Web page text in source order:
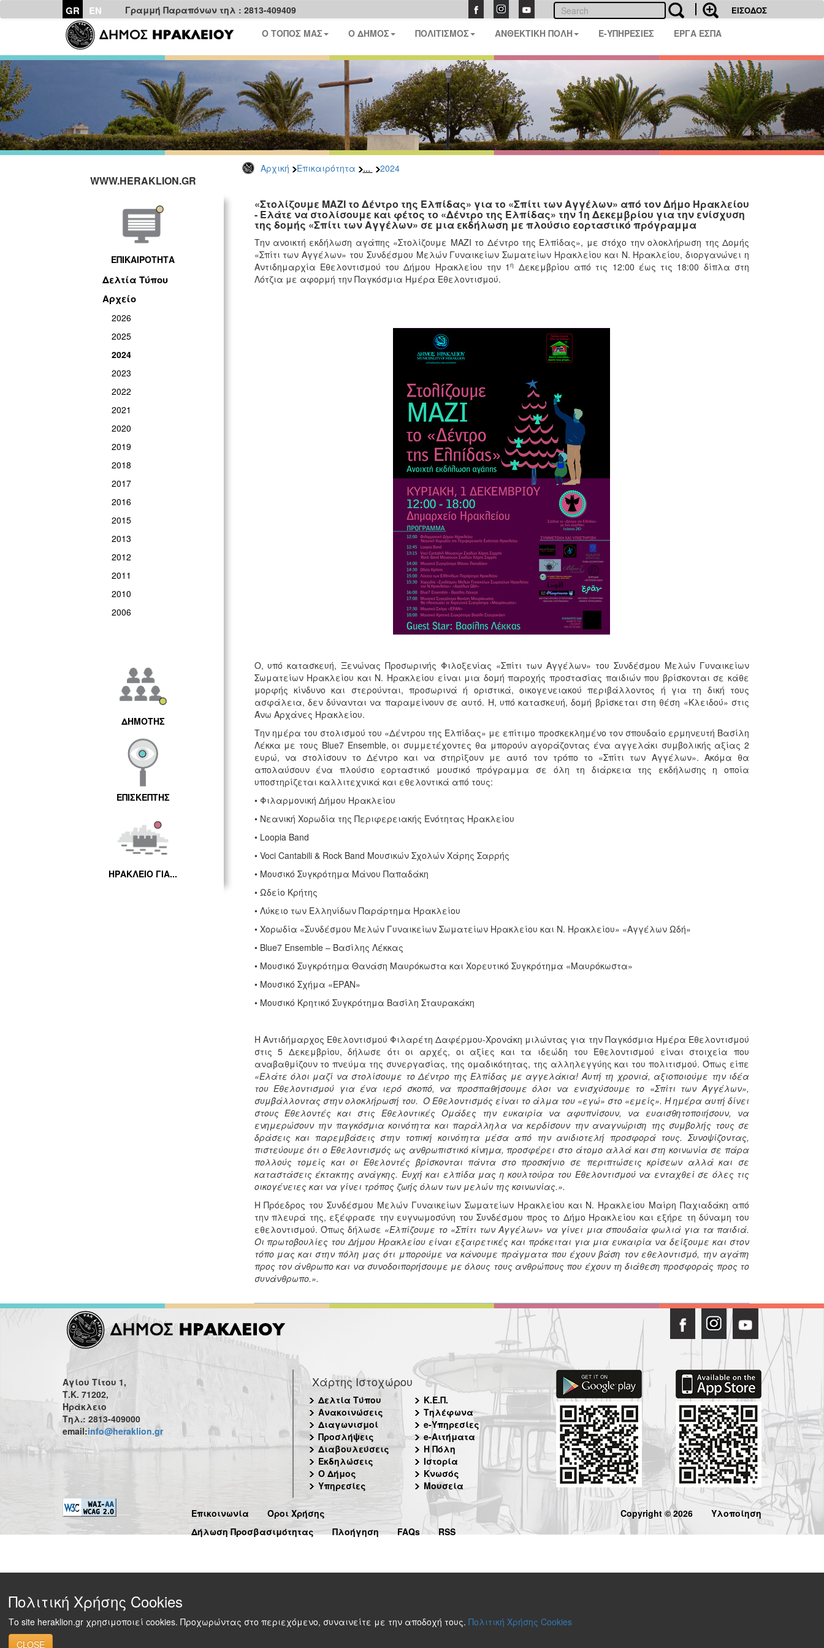
GR EN Γραμμή Παραπόνων τηλ : 2813-409409 ΕΙΣΟΔΟΣ
Ο ΤΟΠΟΣ ΜΑΣ Ο ΔΗΜΟΣ ΠΟΛΙΤΙΣΜΟΣ ΑΝΘΕΚΤΙΚΗ ΠΟΛΗ E-ΥΠΗΡΕΣΙΕΣ ΕΡΓΑ ΕΣΠΑ
Αρχική Επικαιρότητα ... 2024
WWW.HERAKLION.GR
ΕΠΙΚΑΙΡΟΤΗΤΑ
Δελτία Τύπου
Αρχείο
2026
2025
2024
2023
2022
2021
2020
2019
2018
2017
2016
2015
2013
2012
2011
2010
2006
ΔΗΜΟΤΗΣ
ΕΠΙΣΚΕΠΤΗΣ
ΗΡΑΚΛΕΙΟ ΓΙΑ...
«Στολίζουμε ΜΑΖΙ το Δέντρο της Ελπίδας» για το «Σπίτι των Αγγέλων» από τον Δήμο Ηρακλείου
- Ελάτε να στολίσουμε και φέτος το «Δέντρο της Ελπίδας» την 1η Δεκεμβρίου για την ενίσχυση
της δομής «Σπίτι των Αγγέλων» σε μια εκδήλωση με πλούσιο εορταστικό πρόγραμμα
Την ανοικτή εκδήλωση αγάπης «Στολίζουμε ΜΑΖΙ το Δέντρο της Ελπίδας», με στόχο την ολοκλήρωση της Δομής
«Σπίτι των Αγγέλων» του Συνδέσμου Μελών Γυναικείων Σωματείων Ηρακλείου και Ν. Ηρακλείου, διοργανώνει η
Αντιδημαρχία Εθελοντισμού του Δήμου Ηρακλείου την 1η Δεκεμβρίου από τις 12:00 έως τις 18:00 δίπλα στη
Λότζια με αφορμή την Παγκόσμια Ημέρα Εθελοντισμού.
Ο, υπό κατασκευή, Ξενώνας Προσωρινής Φιλοξενίας «Σπίτι των Αγγέλων» του Συνδέσμου Μελών Γυναικείων
Σωματείων Ηρακλείου και Ν. Ηρακλείου είναι μια δομή παροχής προστασίας παιδιών που βρίσκονται σε κάθε
μορφής κίνδυνο και στερούνται, προσωρινά ή οριστικά, οικογενειακού περιβάλλοντος ή για τη δική τους
ασφάλεια, δεν δύνανται να παραμείνουν σε αυτό. Η, υπό κατασκευή, δομή βρίσκεται στη θέση «Κλειδού» στις
Άνω Αρχάνες Ηρακλείου.
Την ημέρα του στολισμού του «Δέντρου της Ελπίδας» με επίτιμο προσκεκλημένο τον σπουδαίο ερμηνευτή Βασίλη
Λέκκα με τους Blue7 Ensemble, οι συμμετέχοντες θα μπορούν αγοράζοντας ένα αγγελάκι συμβολικής αξίας 2
ευρώ, να στολίσουν το Δέντρο και να στηρίξουν με αυτό τον τρόπο το «Σπίτι των Αγγέλων». Ακόμα θα
απολαύσουν ένα πλούσιο εορταστικό μουσικό πρόγραμμα σε όλη τη διάρκεια της εκδήλωσης η οποία
υποστηρίζεται καλλιτεχνικά και εθελοντικά από τους:
• Φιλαρμονική Δήμου Ηρακλείου
• Νεανική Χορωδία της Περιφερειακής Ενότητας Ηρακλείου
• Loopia Band
• Voci Cantabili & Rock Band Μουσικών Σχολών Χάρης Σαρρής
• Μουσικό Συγκρότημα Μάνου Παπαδάκη
• Ωδείο Κρήτης
• Λύκειο των Ελληνίδων Παράρτημα Ηρακλείου
• Χορωδία «Συνδέσμου Μελών Γυναικείων Σωματείων Ηρακλείου και Ν. Ηρακλείου» «Αγγέλων Ωδή»
• Blue7 Ensemble – Βασίλης Λέκκας
• Μουσικό Συγκρότημα Θανάση Μαυρόκωστα και Χορευτικό Συγκρότημα «Μαυρόκωστα»
• Μουσικό Σχήμα «ΕΡΑΝ»
• Μουσικό Κρητικό Συγκρότημα Βασίλη Σταυρακάκη
Η Αντιδήμαρχος Εθελοντισμού Φιλαρέτη Δαφέρμου-Χρονάκη μιλώντας για την Παγκόσμια Ημέρα Εθελοντισμού
στις 5 Δεκεμβρίου, δήλωσε ότι οι αρχές, οι αξίες και τα ιδεώδη του Εθελοντισμού είναι στοιχεία που
αναβαθμίζουν το πνεύμα της συνεργασίας, της ομαδικότητας, της αλληλεγγύης και του πολιτισμού. Όπως είπε
«Ελάτε όλοι μαζί να στολίσουμε το Δέντρο της Ελπίδας με αγγελάκια! Αυτή τη χρονιά, αξιοποιούμε την ιδέα
του Εθελοντισμού για ένα ιερό σκοπό, να προσπαθήσουμε όλοι να ενισχύσουμε το «Σπίτι των Αγγέλων»,
συμβάλλοντας στην ολοκλήρωσή του. Ο Εθελοντισμός είναι το άλμα του «εγώ» στο «εμείς». Η ημέρα αυτή δίνει
στους Εθελοντές και στις Εθελοντικές Ομάδες την ευκαιρία να αφυπνίσουν, να ευαισθητοποιήσουν, να
ενημερώσουν την παγκόσμια κοινότητα και παράλληλα να κερδίσουν την αναγνώριση της συμβολής τους σε
δράσεις και παρεμβάσεις στην τοπική κοινότητα μέσα από την ανιδιοτελή προσφορά τους. Συνοψίζοντας,
πιστεύουμε ότι ο Εθελοντισμός ως ανθρωπιστικό κίνημα, προσφέρει στο άτομο αλλά και στη κοινωνία σε πάρα
πολλούς τομείς και οι Εθελοντές βρίσκονται πάντα στο προσκήνιο σε περιπτώσεις κρίσεων αλλά και σε
καταστάσεις έκτακτης ανάγκης. Ευχή και ελπίδα μας η κουλτούρα του Εθελοντισμού να ενταχθεί σε όλες τις
οικογένειες και να γίνει τρόπος ζωής όλων των μελών της κοινωνίας.».
Η Πρόεδρος του Συνδέσμου Μελών Γυναικείων Σωματείων Ηρακλείου και Ν. Ηρακλείου Μαίρη Παχιαδάκη από
την πλευρά της, εξέφρασε την ευγνωμοσύνη του Συνδέσμου προς το Δήμο Ηρακλείου και εξήρε τη δύναμη του
εθελοντισμού. Όπως δήλωσε «Ελπίζουμε το «Σπίτι των Αγγέλων» να γίνει μια σπουδαία φωλιά για τα παιδιά.
Οι πρωτοβουλίες του Δήμου Ηρακλείου είναι εξαιρετικές και πρόκειται για μια ευκαιρία να δείξουμε και στον
τόπο μας και στην πόλη μας ότι μπορούμε να κάνουμε πράγματα που έχουν βάση τον εθελοντισμό, την αγάπη
προς τον άνθρωπο και να συνοδοιπορήσουμε με όλους τους ανθρώπους που έχουν τη διάθεση προσφοράς προς το
συνάνθρωπο.».
Αγίου Τίτου 1,
Τ.Κ. 71202,
Ηράκλειο
Τηλ.: 2813-409000
email:info@heraklion.gr
Χάρτης Ιστοχώρου
Δελτία Τύπου
Ανακοινώσεις
Διαγωνισμοί
Προσλήψεις
Διαβουλεύσεις
Εκδηλώσεις
Ο Δήμος
Υπηρεσίες
Κ.Ε.Π.
Τηλέφωνα
e-Υπηρεσίες
e-Αιτήματα
Η Πόλη
Ιστορία
Κνωσός
Μουσεία
Επικοινωνία
Όροι Χρήσης
Δήλωση Προσβασιμότητας
Πλοήγηση FAQs RSS
Copyright © 2026 Υλοποίηση
Πολιτική Χρήσης Cookies
Το site heraklion.gr χρησιμοποιεί cookies. Προχωρώντας στο περιεχόμενο, συναινείτε με την αποδοχή τους. Πολιτική Χρήσης Cookies
CLOSE